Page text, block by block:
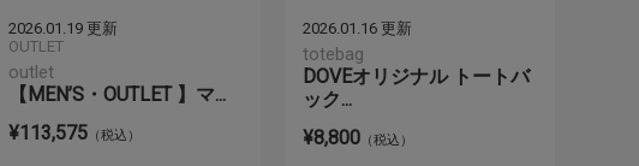
2026.01.19 更新
OUTLET
outlet
【MEN’S・OUTLET 】マ...
¥113,575 （税込）
2026.01.16 更新
totebag
DOVEオリジナル トートバ
ック...
¥8,800 （税込）